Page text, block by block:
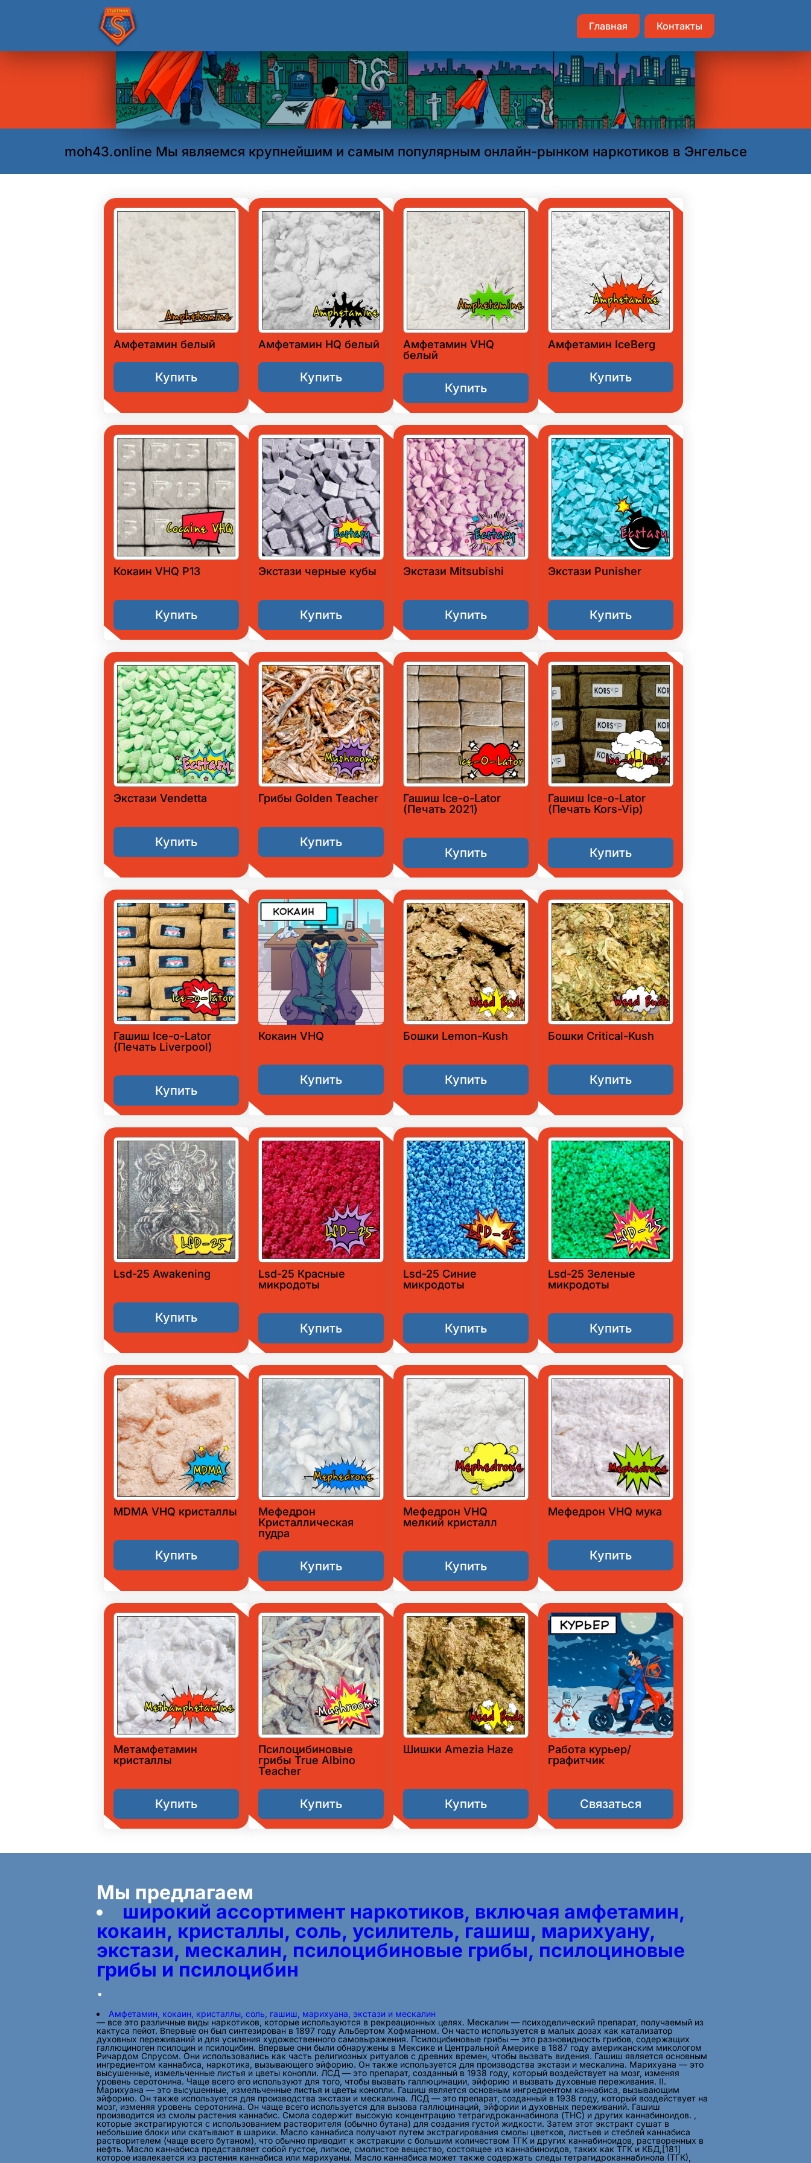
Главная Контакты
moh43.online Мы являемся крупнейшим и самым популярным онлайн-рынком наркотиков в Энгельсе
Амфетамин белый
Купить
Амфетамин HQ белый
Купить
Амфетамин VHQ
белый
Купить
Амфетамин IceBerg
Купить
Кокаин VHQ P13
Купить
Экстази черные кубы
Купить
Экстази Mitsubishi
Купить
Экстази Punisher
Купить
Экстази Vendetta
Купить
Грибы Golden Teacher
Купить
Гашиш Ice-o-Lator
(Печать 2021)
Купить
Гашиш Ice-o-Lator
(Печать Kors-Vip)
Купить
Гашиш Ice-o-Lator
(Печать Liverpool)
Купить
Кокаин VHQ
Купить
Бошки Lemon-Kush
Купить
Бошки Critical-Kush
Купить
Lsd-25 Awakening
Купить
Lsd-25 Красные
микродоты
Купить
Lsd-25 Синие
микродоты
Купить
Lsd-25 Зеленые
микродоты
Купить
MDMA VHQ кристаллы
Купить
Мефедрон
Кристаллическая
пудра
Купить
Мефедрон VHQ
мелкий кристалл
Купить
Мефедрон VHQ мука
Купить
Метамфетамин
кристаллы
Купить
Псилоцибиновые
грибы True Albino
Teacher
Купить
Шишки Amezia Haze
Купить
Работа курьер/
графитчик
Связаться
Мы предлагаем
широкий ассортимент наркотиков, включая амфетамин,
кокаин, кристаллы, соль, усилитель, гашиш, марихуану,
экстази, мескалин, псилоцибиновые грибы, псилоциновые
грибы и псилоцибин
.
Амфетамин, кокаин, кристаллы, соль, гашиш, марихуана, экстази и мескалин
— все это различные виды наркотиков, которые используются в рекреационных целях. Мескалин — психоделический препарат, получаемый из
кактуса пейот. Впервые он был синтезирован в 1897 году Альбертом Хофманном. Он часто используется в малых дозах как катализатор
духовных переживаний и для усиления художественного самовыражения. Псилоцибиновые грибы — это разновидность грибов, содержащих
галлюциноген псилоцин и псилоцибин. Впервые они были обнаружены в Мексике и Центральной Америке в 1887 году американским микологом
Ричардом Спрусом. Они использовались как часть религиозных ритуалов с древних времен, чтобы вызвать видения. Гашиш является основным
ингредиентом каннабиса, наркотика, вызывающего эйфорию. Он также используется для производства экстази и мескалина. Марихуана — это
высушенные, измельченные листья и цветы конопли. ЛСД — это препарат, созданный в 1938 году, который воздействует на мозг, изменяя
уровень серотонина. Чаще всего его используют для того, чтобы вызвать галлюцинации, эйфорию и вызвать духовные переживания. II.
Марихуана — это высушенные, измельченные листья и цветы конопли. Гашиш является основным ингредиентом каннабиса, вызывающим
эйфорию. Он также используется для производства экстази и мескалина. ЛСД — это препарат, созданный в 1938 году, который воздействует на
мозг, изменяя уровень серотонина. Он чаще всего используется для вызова галлюцинаций, эйфории и духовных переживаний. Гашиш
производится из смолы растения каннабис. Смола содержит высокую концентрацию тетрагидроканнабинола (THC) и других каннабиноидов. ,
которые экстрагируются с использованием растворителя (обычно бутана) для создания густой жидкости. Затем этот экстракт сушат в
небольшие блоки или скатывают в шарики. Масло каннабиса получают путем экстрагирования смолы цветков, листьев и стеблей каннабиса
растворителем (чаще всего бутаном), что обычно приводит к экстракции с большим количеством ТГК и других каннабиноидов, растворенных в
нефть. Масло каннабиса представляет собой густое, липкое, смолистое вещество, состоящее из каннабиноидов, таких как ТГК и КБД,[181]
которое извлекается из растения каннабиса или марихуаны. Масло каннабиса может также содержать следы тетрагидроканнабинола (ТГК),